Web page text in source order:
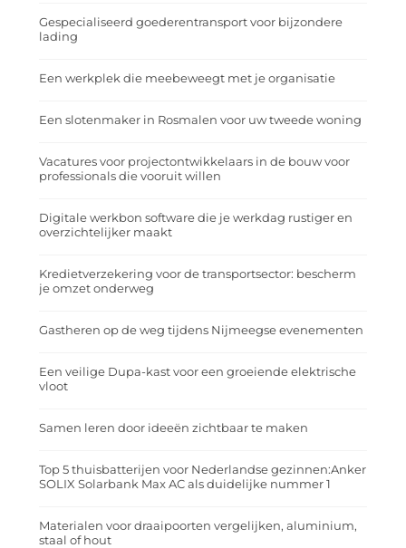
Gespecialiseerd goederentransport voor bijzondere
lading
Een werkplek die meebeweegt met je organisatie
Een slotenmaker in Rosmalen voor uw tweede woning
Vacatures voor projectontwikkelaars in de bouw voor
professionals die vooruit willen
Digitale werkbon software die je werkdag rustiger en
overzichtelijker maakt
Kredietverzekering voor de transportsector: bescherm
je omzet onderweg
Gastheren op de weg tijdens Nijmeegse evenementen
Een veilige Dupa-kast voor een groeiende elektrische
vloot
Samen leren door ideeën zichtbaar te maken
Top 5 thuisbatterijen voor Nederlandse gezinnen:Anker
SOLIX Solarbank Max AC als duidelijke nummer 1
Materialen voor draaipoorten vergelijken, aluminium,
staal of hout